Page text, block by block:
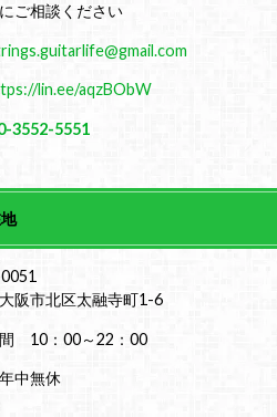
ご相談ください
lin.ee/aqzBObW
3552-5551
阪市北区太融寺町1-6
10：00～22：00
中無休